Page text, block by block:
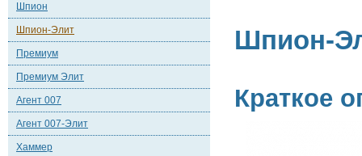
Шпион
Шпион-Элит
Премиум
Премиум Элит
Агент 007
Агент 007-Элит
Хаммер
Шпион-
Краткое